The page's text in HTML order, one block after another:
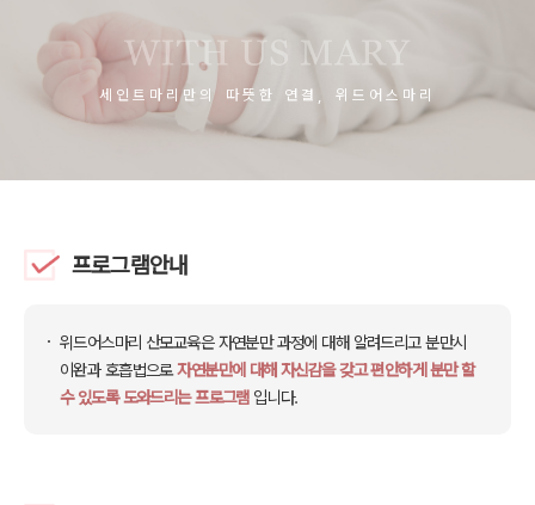
세인트마리만의 따뜻한 연결, 위드어스마리
프로그램안내
위드어스마리 산모교육은 자연분만 과정에 대해 알려드리고분만시
이완과 호흡법으로자연분만에 대해 자신감을 갖고편안하게 분만 할
수 있도록 도와드리는 프로그램입니다.